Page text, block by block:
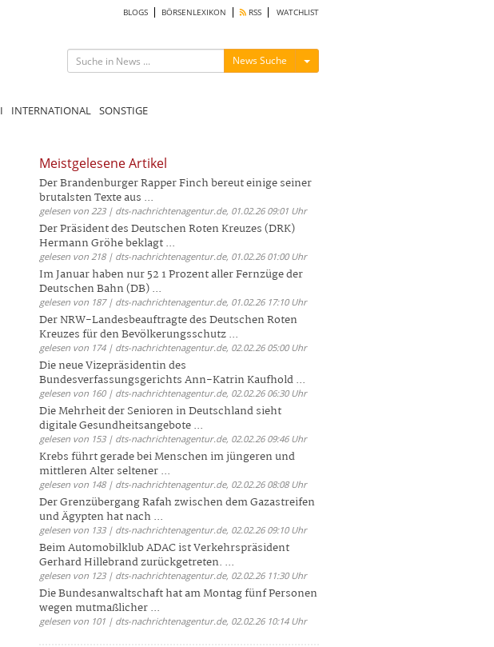
BLOGS BÖRSENLEXIKON RSS WATCHLIST
News Suche Menü ein-/ausblenden
INTERNATIONAL SONSTIGE
Meistgelesene Artikel
Der Brandenburger Rapper Finch bereut einige seiner
brutalsten Texte aus ...
gelesen von 223 | dts-nachrichtenagentur.de, 01.02.26 09:01 Uhr
Der Präsident des Deutschen Roten Kreuzes (DRK)
Hermann Gröhe beklagt ...
gelesen von 218 | dts-nachrichtenagentur.de, 01.02.26 01:00 Uhr
Im Januar haben nur 52 1 Prozent aller Fernzüge der
Deutschen Bahn (DB) ...
gelesen von 187 | dts-nachrichtenagentur.de, 01.02.26 17:10 Uhr
Der NRW-Landesbeauftragte des Deutschen Roten
Kreuzes für den Bevölkerungsschutz ...
gelesen von 174 | dts-nachrichtenagentur.de, 02.02.26 05:00 Uhr
Die neue Vizepräsidentin des
Bundesverfassungsgerichts Ann-Katrin Kaufhold ...
gelesen von 160 | dts-nachrichtenagentur.de, 02.02.26 06:30 Uhr
Die Mehrheit der Senioren in Deutschland sieht
digitale Gesundheitsangebote ...
gelesen von 153 | dts-nachrichtenagentur.de, 02.02.26 09:46 Uhr
Krebs führt gerade bei Menschen im jüngeren und
mittleren Alter seltener ...
gelesen von 148 | dts-nachrichtenagentur.de, 02.02.26 08:08 Uhr
Der Grenzübergang Rafah zwischen dem Gazastreifen
und Ägypten hat nach ...
gelesen von 133 | dts-nachrichtenagentur.de, 02.02.26 09:10 Uhr
Beim Automobilklub ADAC ist Verkehrspräsident
Gerhard Hillebrand zurückgetreten. ...
gelesen von 123 | dts-nachrichtenagentur.de, 02.02.26 11:30 Uhr
Die Bundesanwaltschaft hat am Montag fünf Personen
wegen mutmaßlicher ...
gelesen von 101 | dts-nachrichtenagentur.de, 02.02.26 10:14 Uhr